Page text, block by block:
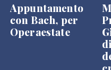
Appuntamento
con Bach, per
Operaestate